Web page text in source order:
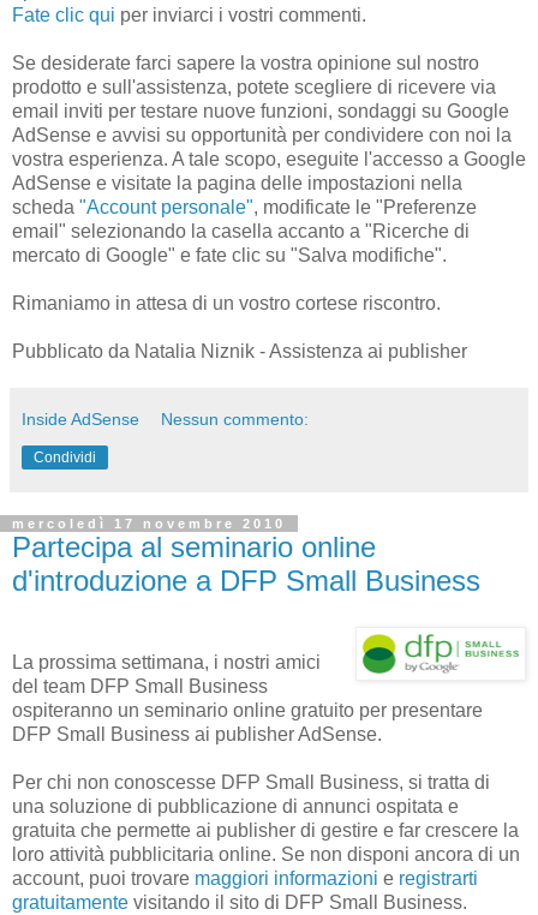
Fate clic qui per inviarci i vostri commenti.
Se desiderate farci sapere la vostra opinione sul nostro
prodotto e sull'assistenza, potete scegliere di ricevere via
email inviti per testare nuove funzioni, sondaggi su Google
AdSense e avvisi su opportunità per condividere con noi la
vostra esperienza. A tale scopo, eseguite l'accesso a Google
AdSense e visitate la pagina delle impostazioni nella
scheda "Account personale", modificate le "Preferenze
email" selezionando la casella accanto a "Ricerche di
mercato di Google" e fate clic su "Salva modifiche".
Rimaniamo in attesa di un vostro cortese riscontro.
Pubblicato da Natalia Niznik - Assistenza ai publisher
Inside AdSense Nessun commento:
Condividi
mercoledì 17 novembre 2010
Partecipa al seminario online
d'introduzione a DFP Small Business
La prossima settimana, i nostri amici
del team DFP Small Business
ospiteranno un seminario online gratuito per presentare
DFP Small Business ai publisher AdSense.
Per chi non conoscesse DFP Small Business, si tratta di
una soluzione di pubblicazione di annunci ospitata e
gratuita che permette ai publisher di gestire e far crescere la
loro attività pubblicitaria online. Se non disponi ancora di un
account, puoi trovare maggiori informazioni e registrarti
gratuitamente visitando il sito di DFP Small Business.